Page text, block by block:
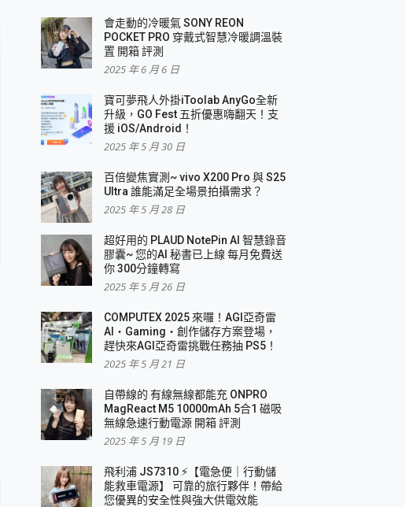
會走動的冷暖氣 SONY REON
POCKET PRO 穿戴式智慧冷暖調溫裝
置 開箱 評測
2025 年 6 月 6 日
寶可夢飛人外掛iToolab AnyGo全新
升級，GO Fest 五折優惠嗨翻天！支
援 iOS/Android！
2025 年 5 月 30 日
百倍變焦實測~ vivo X200 Pro 與 S25
Ultra 誰能滿足全場景拍攝需求？
2025 年 5 月 28 日
超好用的 PLAUD NotePin AI 智慧錄音
膠囊~ 您的AI 秘書已上線 每月免費送
你 300分鐘轉寫
2025 年 5 月 26 日
COMPUTEX 2025 來囉！AGI亞奇雷
AI・Gaming・創作儲存方案登場，
趕快來AGI亞奇雷挑戰任務抽 PS5！
2025 年 5 月 21 日
自帶線的 有線無線都能充 ONPRO
MagReact M5 10000mAh 5合1 磁吸
無線急速行動電源 開箱 評測
2025 年 5 月 19 日
飛利浦 JS7310 ⚡【電急便｜行動儲
能救車電源】 可靠的旅行夥伴！帶給
您優異的安全性與強大供電效能